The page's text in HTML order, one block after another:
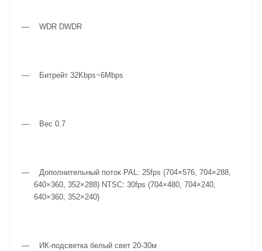
WDR DWDR
Битрейт 32Kbps~6Mbps
Вес 0.7
Дополнительный поток PAL: 25fps (704×576, 704×288,
640×360, 352×288) NTSC: 30fps (704×480, 704×240,
640×360, 352×240)
ИК-подсветка белый свет 20-30м